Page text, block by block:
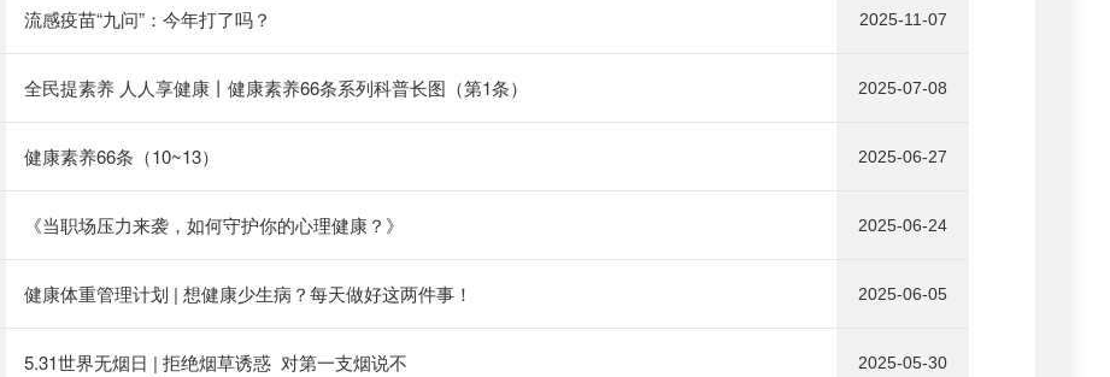
流感疫苗“九问”：今年打了吗？ 2025-11-07
全民提素养 人人享健康丨健康素养66条系列科普长图（第1条） 2025-07-08
健康素养66条（10~13） 2025-06-27
《当职场压力来袭，如何守护你的心理健康？》 2025-06-24
健康体重管理计划 | 想健康少生病？每天做好这两件事！ 2025-06-05
5.31世界无烟日 | 拒绝烟草诱惑 对第一支烟说不 2025-05-30